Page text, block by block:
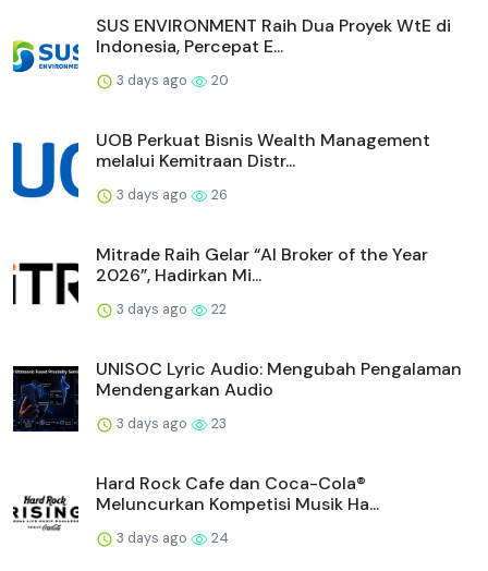
SUS ENVIRONMENT Raih Dua Proyek WtE di
Indonesia, Percepat E...
3 days ago 20
UOB Perkuat Bisnis Wealth Management
melalui Kemitraan Distr...
3 days ago 26
Mitrade Raih Gelar “AI Broker of the Year
2026”, Hadirkan Mi...
3 days ago 22
UNISOC Lyric Audio: Mengubah Pengalaman
Mendengarkan Audio
3 days ago 23
Hard Rock Cafe dan Coca-Cola®
Meluncurkan Kompetisi Musik Ha...
3 days ago 24